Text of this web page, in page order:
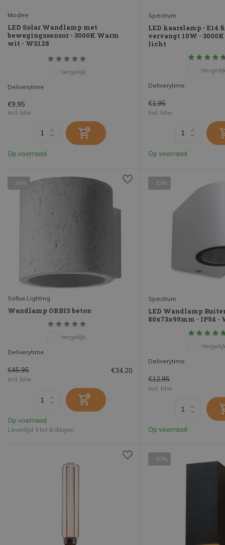
Modee
LED Solar Wandlamp met
bewegingssensor - 3000K Warm
wit - WS128
Vergelijk
Deliverytime
€9,95
Incl. btw
Op voorraad
Spectrum
LED kaarslamp - E14
vervangt 10W -
licht
Deliverytime
€1,95
Incl. btw
Op voorraad
- 26%
Sollux Lighting
Wandlamp ORBIS beton
Vergelijk
Deliverytime
€45,95 €34,20
Incl. btw
Op voorraad
Levertijd 4 tot 8 dagen
- 23%
Spectrum
LED Wandlamp
80x73x95mm - IP54 -
Deliverytime
€12,95
Incl. btw
Op voorraad
- 20%